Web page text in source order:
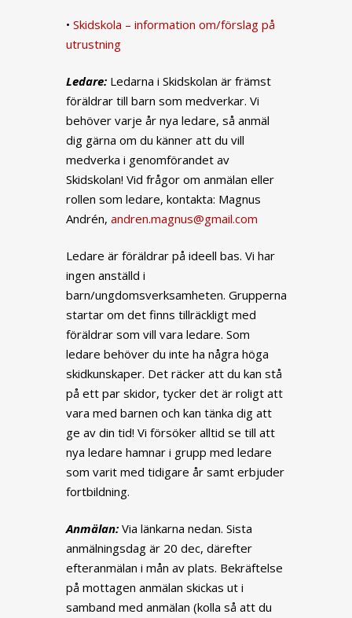
• Skidskola – information om/förslag på
utrustning
Ledare: Ledarna i Skidskolan är främst
föräldrar till barn som medverkar. Vi
behöver varje år nya ledare, så anmäl
dig gärna om du känner att du vill
medverka i genomförandet av
Skidskolan! Vid frågor om anmälan eller
rollen som ledare, kontakta: Magnus
Andrén, andren.magnus@gmail.com
Ledare är föräldrar på ideell bas. Vi har
ingen anställd i
barn/ungdomsverksamheten. Grupperna
startar om det finns tillräckligt med
föräldrar som vill vara ledare. Som
ledare behöver du inte ha några höga
skidkunskaper. Det räcker att du kan stå
på ett par skidor, tycker det är roligt att
vara med barnen och kan tänka dig att
ge av din tid! Vi försöker alltid se till att
nya ledare hamnar i grupp med ledare
som varit med tidigare år samt erbjuder
fortbildning.
Anmälan: Via länkarna nedan. Sista
anmälningsdag är 20 dec, därefter
efteranmälan i mån av plats. Bekräftelse
på mottagen anmälan skickas ut i
samband med anmälan (kolla så att du